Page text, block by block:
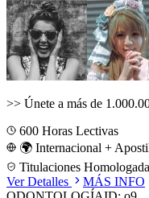
>> Únete a más de
600 Horas Lectivas
🌍 Internacional +
Titulaciones
Ver Detalles
MÁS INFO